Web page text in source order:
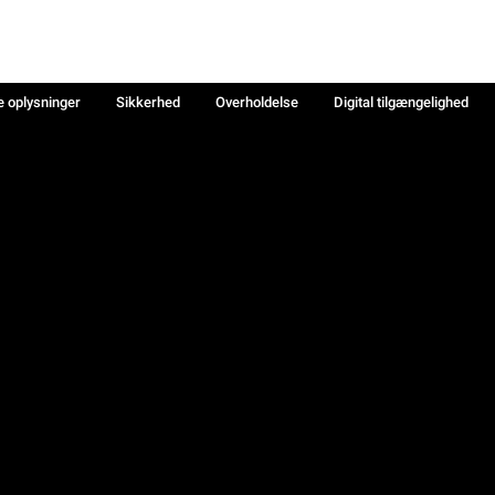
oplysninger Sikkerhed Overholdelse
Digital tilgængelighed